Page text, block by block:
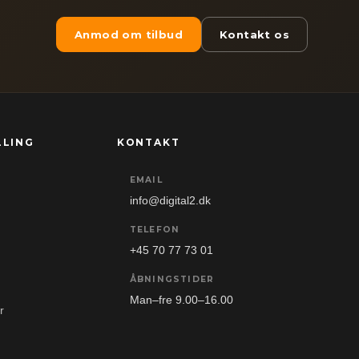
Anmod om tilbud Kontakt os
KONTAKT
EMAIL
info@digital2.dk
TELEFON
+45 70 77 73 01
ÅBNINGSTIDER
Man–fre 9.00–16.00